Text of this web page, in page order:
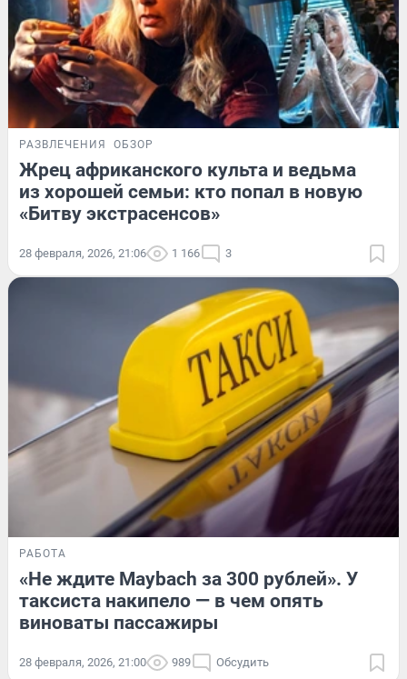
РАЗВЛЕЧЕНИЯ ОБЗОР
Жрец африканского культа и ведьма
из хорошей семьи: кто попал в новую
«Битву экстрасенсов»
28 февраля, 2026, 21:06 1 166 3
РАБОТА
«Не ждите Maybach за 300 рублей». У
таксиста накипело — в чем опять
виноваты пассажиры
28 февраля, 2026, 21:00 989 Обсудить